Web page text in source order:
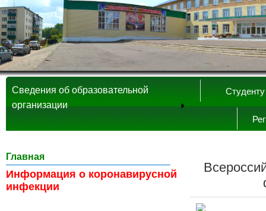
Студенту
Сведения об образовательной
организации
Главная
Информация о коронавирусной
инфекции